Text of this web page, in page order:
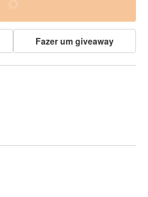
Fazer um giveaway